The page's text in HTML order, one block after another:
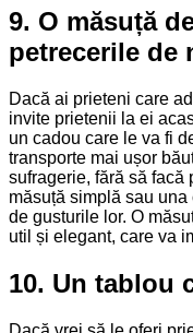
9. O măsuță
petrecerile de
Dacă ai prieteni care
invite prietenii la ei
un cadou care le va fi
transporte mai ușor
sufragerie, fără să facă
măsuță simplă sau
de gusturile lor. O
util și elegant, care va
10. Un tablou